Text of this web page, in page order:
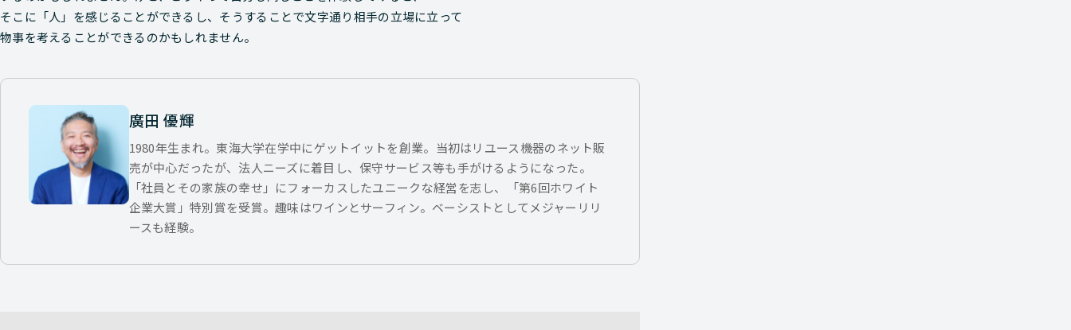
そこに「人」を感じることができるし、そうすることで文字通り相手の立場に立って
物事を考えることができるのかもしれません。
廣田 優輝
1980年生まれ。東海大学在学中にゲットイットを創業。当初はリユース機器のネット販
売が中心だったが、法人ニーズに着目し、保守サービス等も手がけるようになった。
「社員とその家族の幸せ」にフォーカスしたユニークな経営を志し、「第6回ホワイト
企業大賞」特別賞を受賞。趣味はワインとサーフィン。ベーシストとしてメジャーリリ
ースも経験。